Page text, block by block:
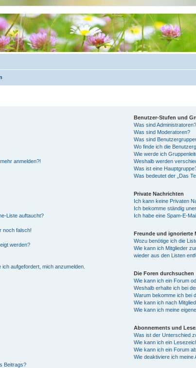
anmelden?!
Liste auftaucht?
noch falsch!
werden?
aufgefordert, mich anzumelden.
Beitrags?
Benutzer-Stufen und
Was sind Administratoren?
Was sind Moderatoren?
Was sind
Wo finde ich die
Wie werde ich
Weshalb werden
Was ist eine
Was bedeutet der „Das
Private Nachrichten
Ich kann keine Privaten
Ich bekomme ständig
Ich habe eine Spam-E-
Freunde und ignorierte
Wozu benötige ich die
Wie kann ich Mitglieder
wieder aus den Listen
Die Foren durchsuchen
Wie kann ich ein Forum
Weshalb erhalte ich bei
Warum bekomme ich bei
Wie kann ich nach
Wie kann ich meine
Abonnements und
Was ist der Unterschied
Wie kann ich ein
Wie kann ich ein Forum
Wie deaktiviere ich meine